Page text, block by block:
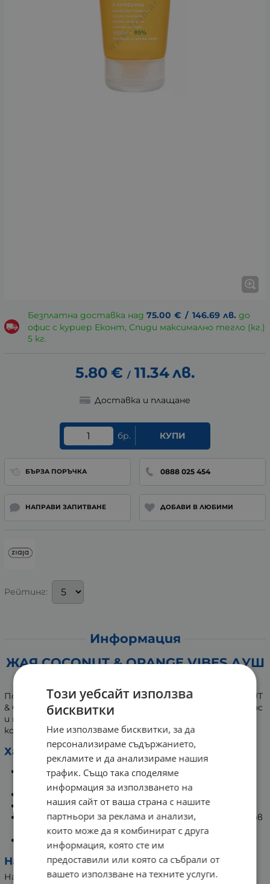
Безплатна доставка над 75.00 € / 146.69 лв. до
офис с куриер Еконт, Спиди максимално тегло (кг.)
5 кг.
5.80 € / 11.34лв.
Доставка и плащане
бр. КУПИ
БЪРЗА ПОРЪЧКА 0888 025 454
НАПРАВИ ЗАПИТВАНЕ ДОБАВИ В ЛЮБИМИ
Рейтинг:
Информация
ЖАЯ COCONUT & ORANGE VIBES ДУШ
Почувствай лятото върху кожата си с ZIAJA COCONUT
& ORANGE VIBES душ гел. С ободряващ аромат на кокос
и портокал, който почиства деликатно и хидратира
кожата, без да я изсушава.
Характеристики:
Почиства ефективно, без да нарушава
естествения pH баланс
Омекотява и освежава кожата
Лека, лесно отмиваща се пяна
Придава енергизиращо действие и свеж цитрусов
аромат
Подходящ за всички типове кожа
Начин на употреба:
Нанесете върху мокра кожа, масажирайте до
Този уебсайт използва
бисквитки
Ние използваме бисквитки, за да
персонализираме съдържанието,
рекламите и да анализираме нашия
трафик. Също така споделяме
информация за използването на
нашия сайт от ваша страна с нашите
партньори за реклама и анализи,
които може да я комбинират с друга
информация, която сте им
предоставили или която са събрали от
вашето използване на техните услуги.